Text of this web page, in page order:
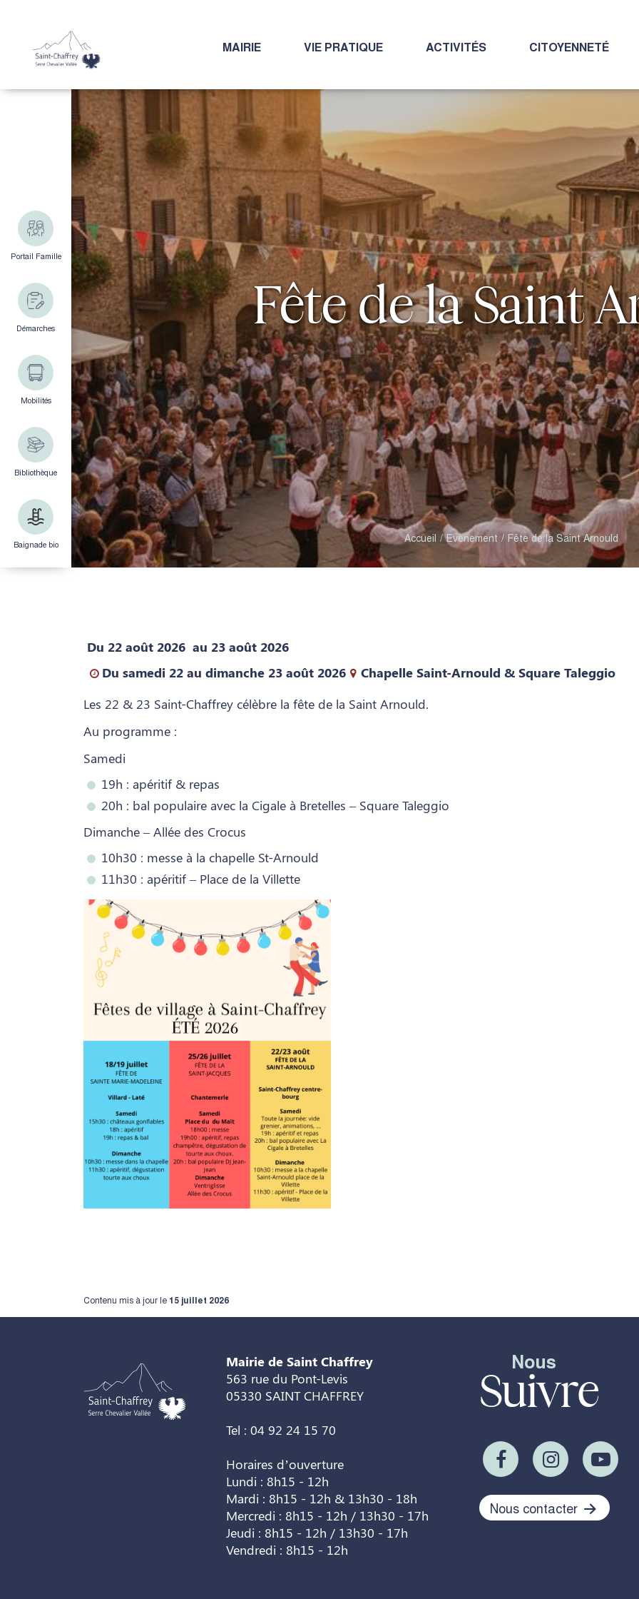
MAIRIE VIE PRATIQUE ACTIVITÉS CITOYENNETÉ
Fête de la Saint
Accueil Evènement Fête de la Saint Arnould
Portail Famille
Démarches
Mobilités
Bibliothèque
Baignade bio
Du 22 août 2026 au 23 août 2026
Du samedi 22 au dimanche 23 août 2026
Chapelle Saint-Arnould & Square Taleggio
Les 22 & 23 Saint-Chaffrey célèbre la fête de la Saint Arnould.
Au programme :
Samedi
19h : apéritif & repas
20h : bal populaire avec la Cigale à Bretelles – Square Taleggio
Dimanche – Allée des Crocus
10h30 : messe à la chapelle St-Arnould
11h30 : apéritif – Place de la Villette
Contenu mis à jour le 15 juillet 2026
Mairie de Saint Chaffrey
563 rue du Pont-Levis
05330 SAINT CHAFFREY
Tel : 04 92 24 15 70
Horaires d’ouverture
Lundi : 8h15 - 12h
Mardi : 8h15 - 12h & 13h30 - 18h
Mercredi : 8h15 - 12h / 13h30 - 17h
Jeudi : 8h15 - 12h / 13h30 - 17h
Vendredi : 8h15 - 12h
Nous
Suivre
Nous contacter